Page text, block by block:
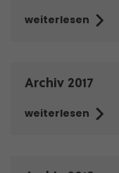
weiterlesen
Archiv 2017
weiterlesen